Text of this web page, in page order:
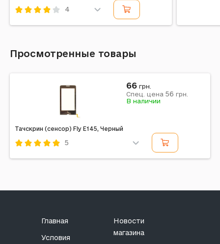
4
Просмотренные товары
Тачскрин (сенсор) Fly E145, Черный
5
66 грн.
Спец. цена 56 грн.
В наличии
Главная
Условия
Новости
магазина